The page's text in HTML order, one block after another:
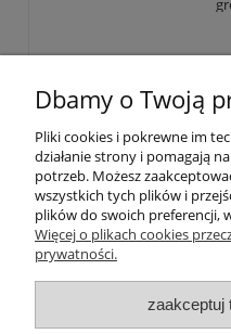
Do
« 1 2 3
Dbamy o Twoją
Pliki cookies i pokrewne im
działanie strony i pomagają
potrzeb. Możesz
wszystkich tych plików i
plików do swoich preferencji,
Więcej o plikach cookies
prywatności.
zaakceptuj